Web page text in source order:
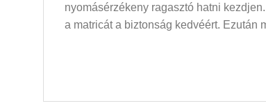
nyomásérzékeny ragasztó hatni
a matricát a biztonság kedvéért. Ezután